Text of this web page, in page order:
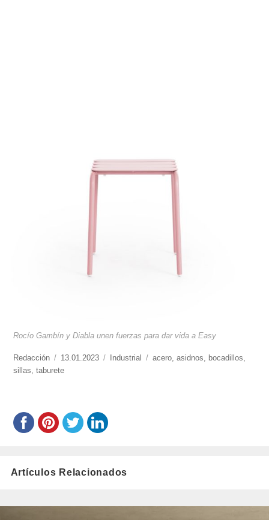
Rocío Gambín y Diabla unen fuerzas para dar vida a Easy
https://www.experimenta.es/author/redaccion/
Redacción
Publicado
el
13.01.2023 Categorías
Industrial Etiquetas
acero ,asidnos bocadillos
sillas ,taburete
Artículos Relacionados